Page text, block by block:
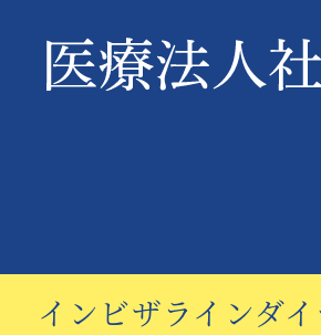
インビザラインダ